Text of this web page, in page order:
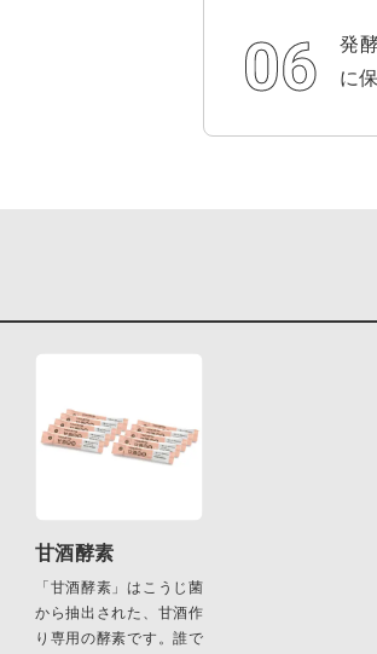
発
に
甘酒酵素
「甘酒酵素」はこうじ菌
から抽出された、甘酒作
り専用の酵素です。誰で